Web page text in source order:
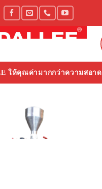
ให้คุณค่ามากกว่าความสอาด